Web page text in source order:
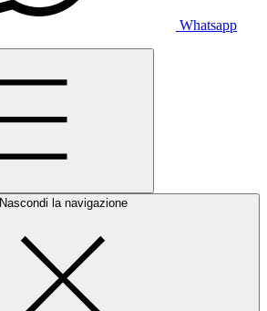
Whatsapp
Nascondi la navigazione